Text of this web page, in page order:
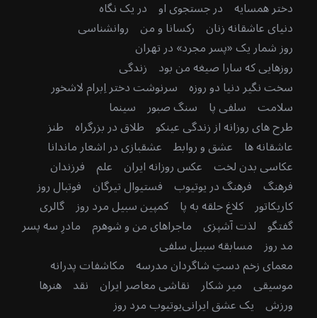
دختر همسایه در جستجوی او در یک نگاه
دنیای عاشقانه زنان رکسانا و من روانشناسی
روز شمار یک «پسر مجرد» در تهران
روزهایی که سارا صیغه من بود زندگی
سخت نگیر دنیا دو روزه سرنوشت دختر اِبرام لاشخور
سلامت سلفی پا سنگ صبور سینما
طرح های روزانه از زندگی عینکو طلاق در بزرگراه طنز
عاشقانه ها عشق و روابط عشقبازی در اشعار ماندانا
عکاسی بدن لخت عکس روزانه ایران علم فرزندان
فرهنگ فرهنگ در یوتیوب فستیوال تیرگان فوتبال روز
کاریکاتور کلاغ حلقه به پا کمپین سبیل مرد روز گالری
گفتگو لذت آشپزی ماجراهای من و شوهرم مادرِ سه پسر
مد روز مسابقه سبیل سلفی
معمای زخم دستِ شاگردان مدرسه مکاشفات پدرانه
موسیقی میر شکار نقاشی معاصر ایران نقد هنرها
ورزش یک عشق ایرانییوتیوب مرد روز